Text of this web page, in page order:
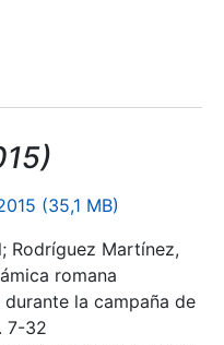
(35,1 MB)
Rodríguez Martínez,
romana
la campaña de
7-32